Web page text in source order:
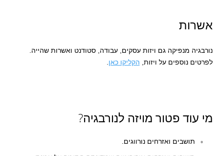
אשרות
נורבגיה מנפיקה גם ויזות עסקים, עבודה, סטודנט ואשרות שהייה.
לפרטים נוספים על ויזות, הקליקו כאן.
מי עוד פטור מויזה לנורבגיה?
תושבים ואזרחים נורווגים.